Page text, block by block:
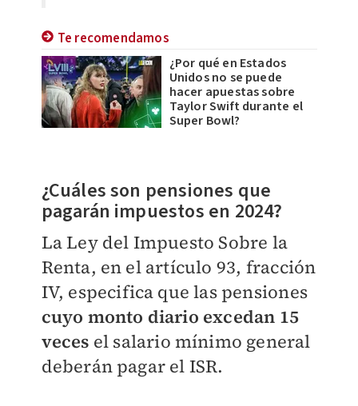
Te recomendamos
¿Por qué en Estados
Unidos no se puede
hacer apuestas sobre
Taylor Swift durante el
Super Bowl?
¿Cuáles son pensiones que
pagarán impuestos en 2024?
La Ley del Impuesto Sobre la
Renta, en el artículo 93, fracción
IV, especifica que las pensiones
cuyo monto diario excedan 15
veces el salario mínimo general
deberán pagar el ISR.